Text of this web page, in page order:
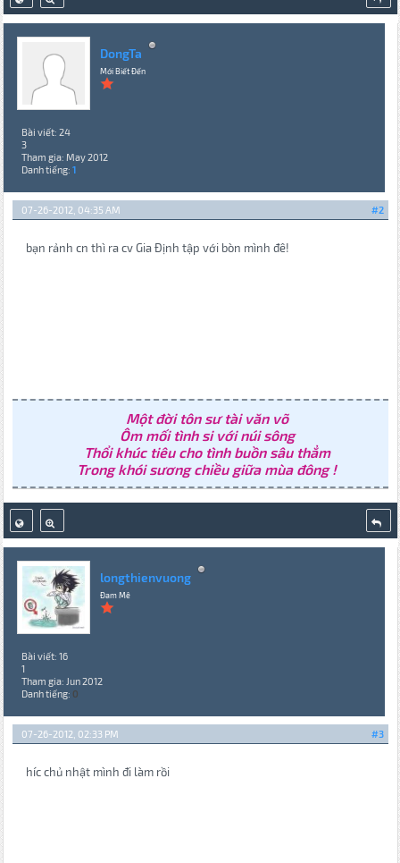
DongTa
Mới Biết Đến
Bài viết: 24
3
Tham gia: May 2012
Danh tiếng: 1
#2
07-26-2012, 04:35 AM
bạn rảnh cn thì ra cv Gia Định tập với bòn mình đê!
Một đời tôn sư tài văn võ
Ôm mối tình si với núi sông
Thổi khúc tiêu cho tình buồn sâu thẳm
Trong khói sương chiều giữa mùa đông !
longthienvuong
Đam Mê
Bài viết: 16
1
Tham gia: Jun 2012
Danh tiếng: 0
#3
07-26-2012, 02:33 PM
híc chủ nhật mình đi làm rồi